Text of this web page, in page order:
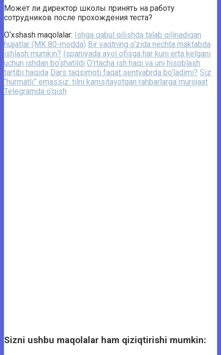
Может ли директор школы принять на работу
сотрудников после прохождения теста?
O‘xshash maqolalar: Ishga qabul qilishda talab qilinadigan
hujjatlar (MK 80-modda) Bir vaqtning o‘zida nechta maktabda
ishlash mumkin? Ispaniyada ayol ofisga har kuni erta kelgani
uchun ishdan bo‘shatildi O‘rtacha ish haqi va uni hisoblash
tartibi haqida Dars taqsimoti faqat sentyabrda bo‘ladimi? Siz
“hurmatli” emassiz: tilni kamsitayotgan rahbarlarga murojaat
Telegramda o‘qish
Sizni ushbu maqolalar ham qiziqtirishi mumkin: